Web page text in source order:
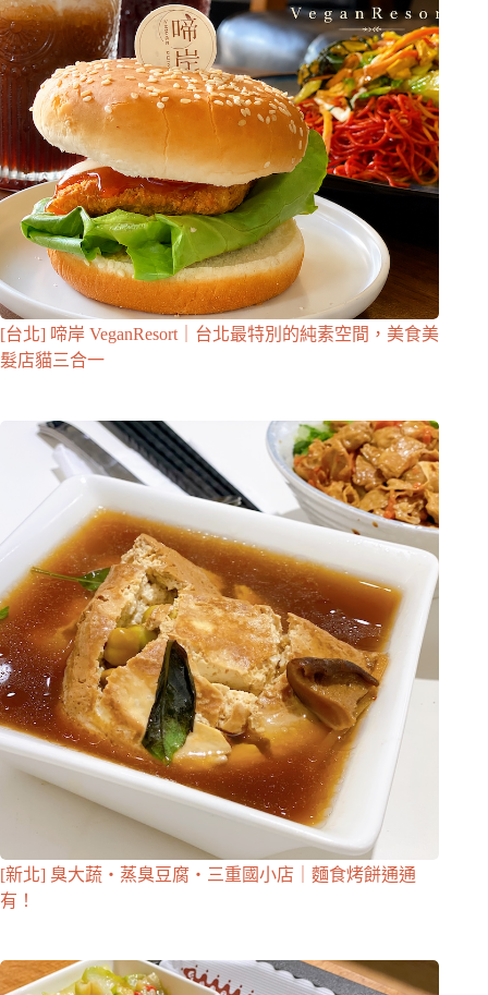
[台北] 啼岸 VeganResort｜台北最特別的純素空間，美食美
髮店貓三合一
[新北] 臭大蔬・蒸臭豆腐・三重國小店｜麵食烤餅通通
有！